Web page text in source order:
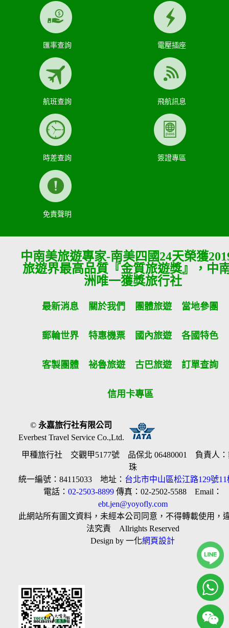
匯率查詢 電壓插座
航班查詢 飛航訊息
時差查詢 簽證專區
免責聲明
中南美旅遊專家-南美四國24天榮獲
旅遊界最高品質『金質旅遊獎』，中
洲唯一獲獎旅行社
最新消息 關於我們 團體旅遊 當地參團
郵輪世界 特惠機票 國內旅遊 各國特色
客製團體 祕魯旅遊 古巴旅遊 訂單查詢
信用卡專區
©永嘉旅行社有限公司
Everbest Travel Service Co.,Ltd.
甲種旅行社 交觀甲5177號 品保北 06480001 負責人：
珠
統一編號：84115033 地址： 台北市中山區松江路129號11
電話：02-2503-8899 傳真：02-2502-5588 Email：
ebt.jen@yoyofly.com
此網站所有圖文資料，未經本公司同意，不得轉載使用，
法究責 Allrights Reserved
Design by 一化網頁設計